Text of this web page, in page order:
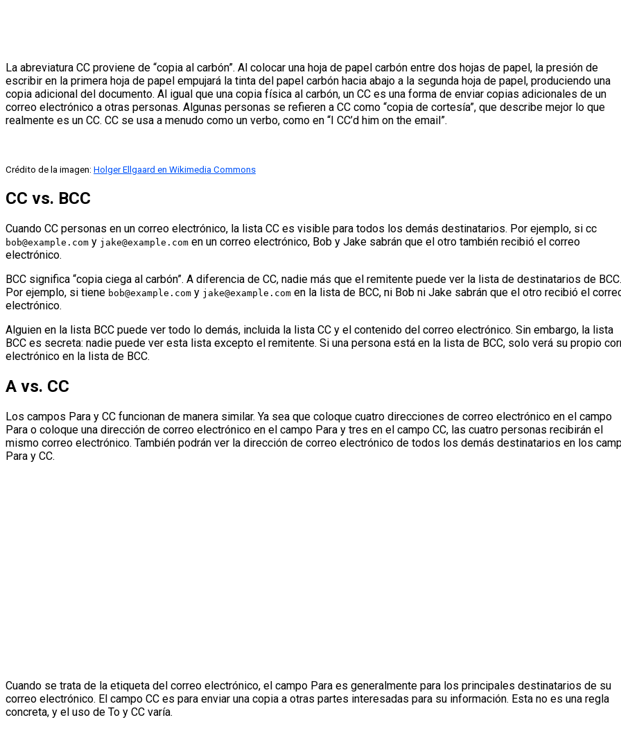
La abreviatura CC proviene de “copia al carbón”. Al colocar una hoja de papel carbón entre dos hojas de papel, la presión de
escribir en la primera hoja de papel empujará la tinta del papel carbón hacia abajo a la segunda hoja de papel, produciendo una
copia adicional del documento. Al igual que una copia física al carbón, un CC es una forma de enviar copias adicionales de un
correo electrónico a otras personas. Algunas personas se refieren a CC como “copia de cortesía”, que describe mejor lo que
realmente es un CC. CC se usa a menudo como un verbo, como en “I CC’d him on the email”.
Crédito de la imagen: Holger Ellgaard en Wikimedia Commons
CC vs. BCC
Cuando CC personas en un correo electrónico, la lista CC es visible para todos los demás destinatarios. Por ejemplo, si cc
bob@example.com y jake@example.com en un correo electrónico, Bob y Jake sabrán que el otro también recibió el correo
electrónico.
BCC significa “copia ciega al carbón”. A diferencia de CC, nadie más que el remitente puede ver la lista de destinatarios de BCC.
Por ejemplo, si tiene bob@example.com y jake@example.com en la lista de BCC, ni Bob ni Jake sabrán que el otro recibió el
electrónico.
Alguien en la lista BCC puede ver todo lo demás, incluida la lista CC y el contenido del correo electrónico. Sin embargo, la lista
BCC es secreta: nadie puede ver esta lista excepto el remitente. Si una persona está en la lista de BCC, solo verá su propio
electrónico en la lista de BCC.
A vs. CC
Los campos Para y CC funcionan de manera similar. Ya sea que coloque cuatro direcciones de correo electrónico en el campo
Para o coloque una dirección de correo electrónico en el campo Para y tres en el campo CC, las cuatro personas recibirán el
mismo correo electrónico. También podrán ver la dirección de correo electrónico de todos los demás destinatarios en los
Para y CC.
Cuando se trata de la etiqueta del correo electrónico, el campo Para es generalmente para los principales destinatarios de su
correo electrónico. El campo CC es para enviar una copia a otras partes interesadas para su información. Esta no es una regla
concreta, y el uso de To y CC varía.